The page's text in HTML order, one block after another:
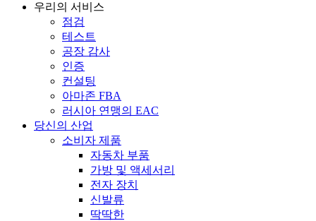
우리의 서비스
점검
테스트
공장 감사
인증
컨설팅
아마존 FBA
러시아 연맹의 EAC
당신의 산업
소비자 제품
자동차 부품
가방 및 액세서리
전자 장치
신발류
딱딱한